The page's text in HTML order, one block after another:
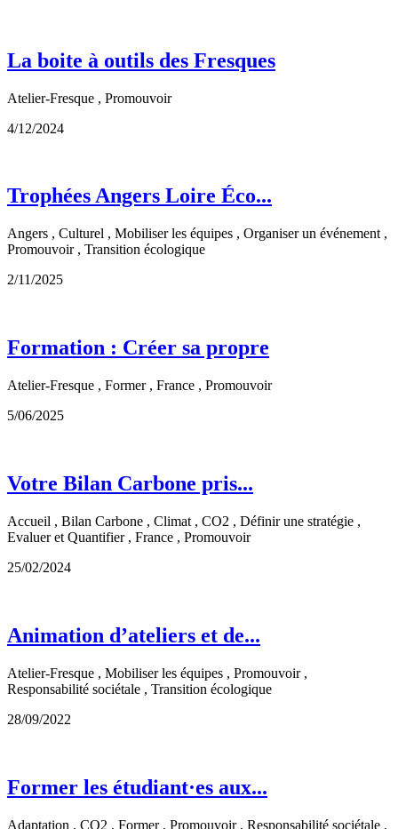
La boite à outils des Fresques
Atelier-Fresque , Promouvoir
4/12/2024
Trophées Angers Loire Éco...
Angers , Culturel , Mobiliser les équipes , Organiser un événement ,
Promouvoir , Transition écologique
2/11/2025
Formation : Créer sa propre
Atelier-Fresque , Former , France , Promouvoir
5/06/2025
Votre Bilan Carbone pris...
Accueil , Bilan Carbone , Climat , CO2 , Définir une stratégie ,
Evaluer et Quantifier , France , Promouvoir
25/02/2024
Animation d’ateliers et de...
Atelier-Fresque , Mobiliser les équipes , Promouvoir ,
Responsabilité sociétale , Transition écologique
28/09/2022
Former les étudiant·es aux...
Adaptation , CO2 , Former , Promouvoir , Responsabilité sociétale ,